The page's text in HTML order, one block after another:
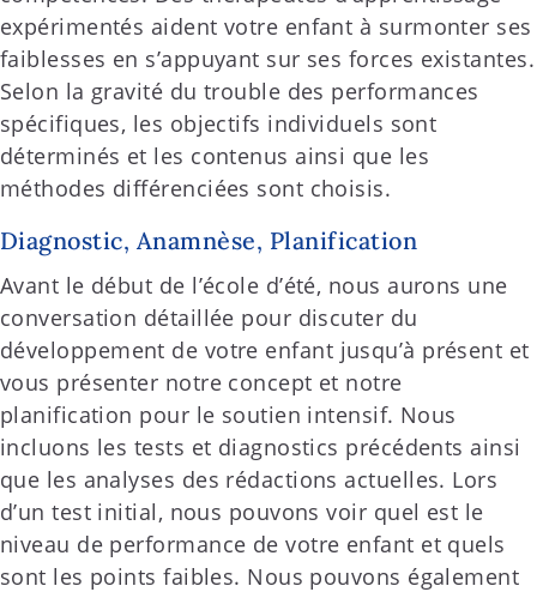
expérimentés aident votre enfant à surmonter ses
faiblesses en s’appuyant sur ses forces existantes.
Selon la gravité du trouble des performances
spécifiques, les objectifs individuels sont
déterminés et les contenus ainsi que les
méthodes différenciées sont choisis.
Diagnostic, Anamnèse, Planification
Avant le début de l’école d’été, nous aurons une
conversation détaillée pour discuter du
développement de votre enfant jusqu’à présent et
vous présenter notre concept et notre
planification pour le soutien intensif. Nous
incluons les tests et diagnostics précédents ainsi
que les analyses des rédactions actuelles. Lors
d’un test initial, nous pouvons voir quel est le
niveau de performance de votre enfant et quels
sont les points faibles. Nous pouvons également